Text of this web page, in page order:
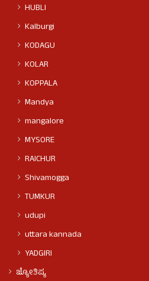
HUBLI
Kalburgi
KODAGU
KOLAR
KOPPALA
Mandya
mangalore
MYSORE
RAICHUR
Shivamogga
TUMKUR
udupi
uttara kannada
YADGIRI
ಜ್ಯೋತಿಷ್ಯ